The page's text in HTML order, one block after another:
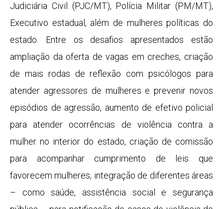
Judiciária Civil (PJC/MT), Polícia Militar (PM/MT),
Executivo estadual, além de mulheres políticas do
estado. Entre os desafios apresentados estão
ampliação da oferta de vagas em creches, criação
de mais rodas de reflexão com psicólogos para
atender agressores de mulheres e prevenir novos
episódios de agressão, aumento de efetivo policial
para atender ocorrências de violência contra a
mulher no interior do estado, criação de comissão
para acompanhar cumprimento de leis que
favorecem mulheres, integração de diferentes áreas
– como saúde, assistência social e segurança